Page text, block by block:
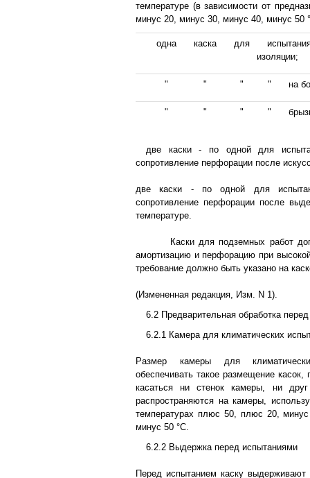
температуре (в зависимости от
минус 20, минус 30, минус 40, минус 50
одна каска для
изоляции;
" " " " на
" " " "
две каски - по одной для
сопротивление перфорации после
две каски - по одной для
сопротивление перфорации после
температуре.
Каски для подземных работ
амортизацию и перфорацию при
требование должно быть указано на
(Измененная редакция, Изм. N 1).
6.2 Предварительная обработка
6.2.1 Камера для климатических
Размер камеры для
обеспечивать такое размещение касок,
касаться ни стенок камеры, ни
распространяются на камеры,
температурах плюс 50, плюс 20,
минус 50 °С.
6.2.2 Выдержка перед испытаниями
Перед испытанием каску